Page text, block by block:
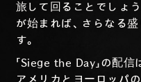
旅して回ることでしょ
が始まれば、さらなる
す。
「Siege the Day」の配
アメリカとヨーロッパ